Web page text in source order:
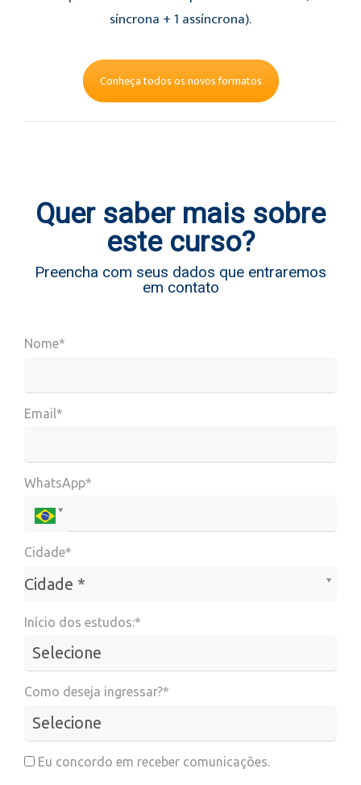
síncrona + 1 assíncrona).
Conheça todos os novos formatos
Quer saber mais sobre
este curso?
Preencha com seus dados que entraremos
em contato
Nome*
Email*
WhatsApp*
Cidade*
Cidade *
Cidade*
Início dos estudos:*
Como deseja ingressar?*
Eu concordo em receber comunicações.